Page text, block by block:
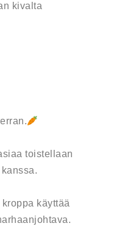
kivalta
toistellaan
käyttää